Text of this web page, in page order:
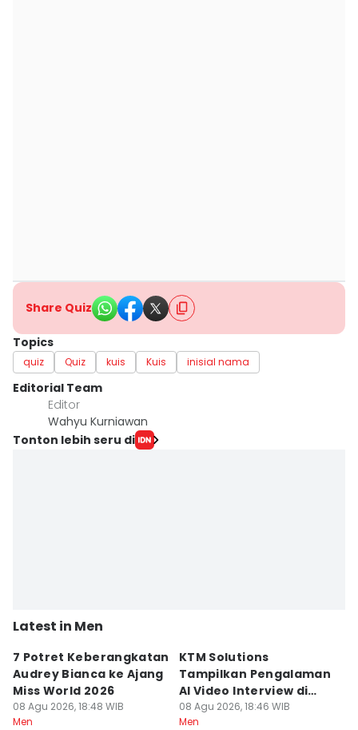
Share Quiz
Topics
quiz Quiz kuis Kuis inisial nama
Editorial Team
Editor
Wahyu Kurniawan
Tonton lebih seru di
Latest in Men
7 Potret Keberangkatan
Audrey Bianca ke Ajang
Miss World 2026
08 Agu 2026, 18:48 WIB
Men
KTM Solutions
Tampilkan Pengalaman
AI Video Interview di
DTI-HR 2026
08 Agu 2026, 18:46 WIB
Men